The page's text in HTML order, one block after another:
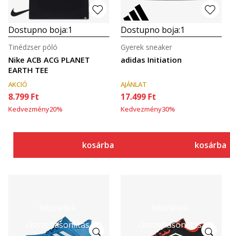
Dostupno boja:1
Nike ACB ACG PLANET
EARTH TEE
Tinédzser póló
AKCIÓ
8.799 Ft
Kedvezmény20%
kosárba
Dostupno boja:1
adidas Initiation
Gyerek sneaker
AJÁNLAT
17.499 Ft
Kedvezmény30%
kosárba
Összehasonlítás
Összehasonlítás